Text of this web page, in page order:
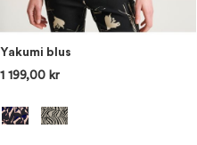
Yakumi blus
1 199,00 kr